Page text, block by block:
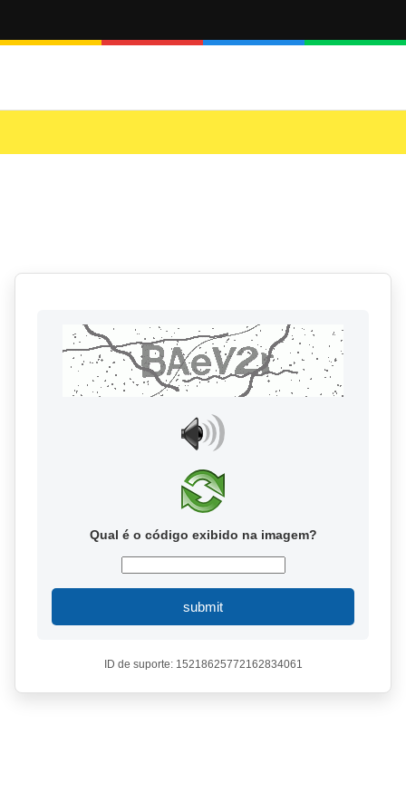
Qual é o código exibido na imagem?
submit
ID de suporte: 15218625772162834061